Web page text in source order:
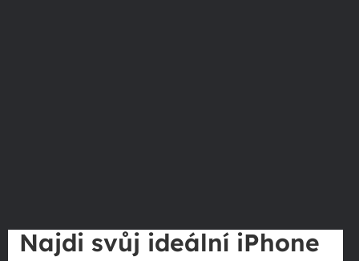
Najdi svůj ideální iPhone